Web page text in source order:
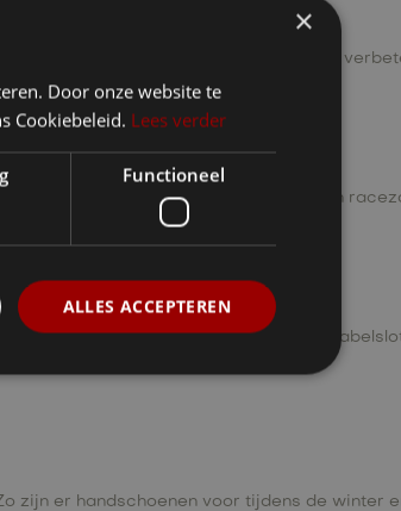
bij te houden en uw training te
zoals gelzadels, leren zadels en
van soorten sloten zijn kettingsloten,
zijn er handschoenen voor tijdens de winter
×
Door onze website te
Cookiebeleid. Lees verder
Functioneel
ALLES ACCEPTEREN